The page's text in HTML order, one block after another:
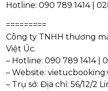
Hotline: 090 789 1414 |
=========
Công ty TNHH thương
Việt Úc.
– Hotline: 090 789 1414 |
– Website:
– Trụ sở: Địa chỉ: 56/12/2